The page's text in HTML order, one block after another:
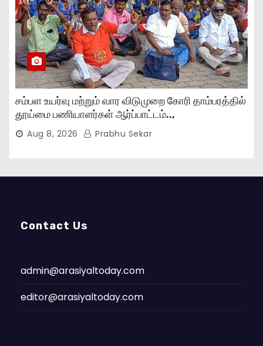
சம்பள உயர்வு மற்றும் வார விடுமுறை கோரி தாம்பரத்தில்
தூய்மை பணியாளர்கள் ஆர்ப்பாட்டம்..,
Aug 8, 2026 Prabhu Sekar
Contact Us
admin@arasiyaltoday.com
editor@arasiyaltoday.com